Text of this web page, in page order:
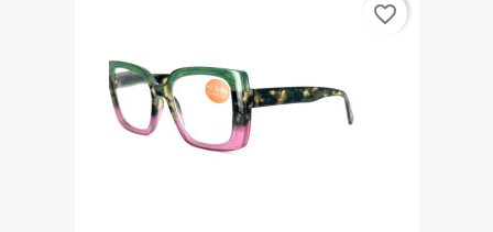
favorite_border